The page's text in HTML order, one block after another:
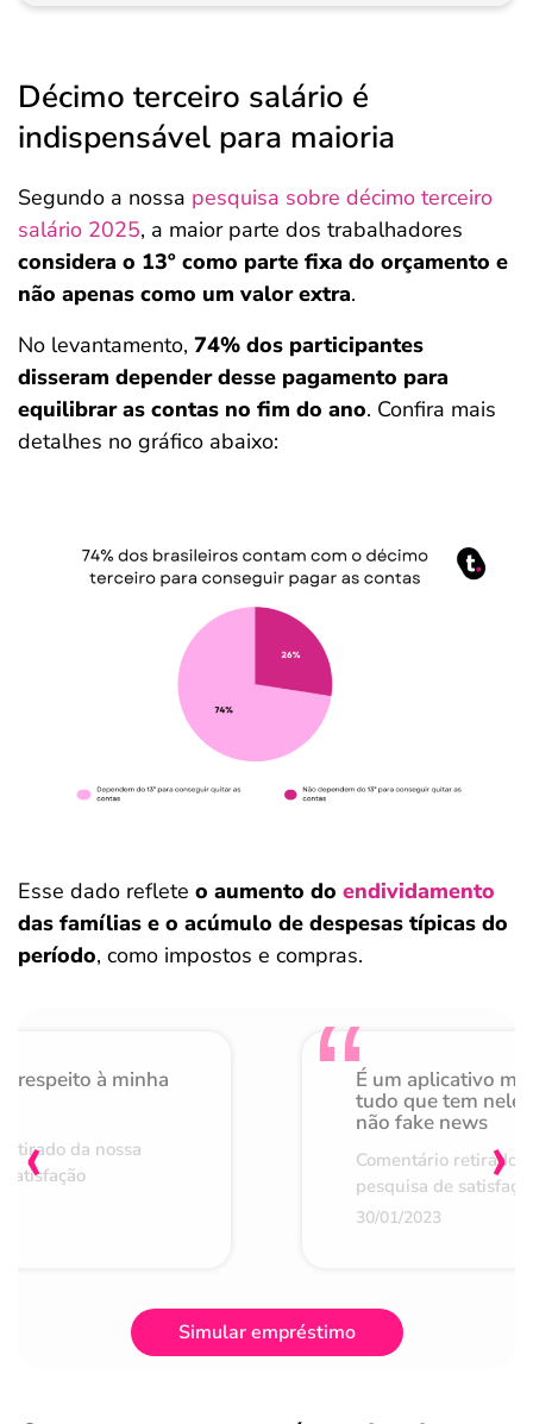
Décimo terceiro salário é
indispensável para maioria
Segundo a nossa pesquisa sobre décimo terceiro
salário 2025, a maior parte dos trabalhadores
considera o 13º como parte fixa do orçamento e
não apenas como um valor extra.
No levantamento, 74% dos participantes
disseram depender desse pagamento para
equilibrar as contas no fim do ano. Confira mais
detalhes no gráfico abaixo:
Esse dado reflete o aumento do endividamento
das famílias e o acúmulo de despesas típicas do
período, como impostos e compras.
respeito à minha
da nossa
É um aplicativo
tudo que tem nele
não fake news
Comentário retirado
pesquisa de
30/01/2023
‹ ›
Simular empréstimo